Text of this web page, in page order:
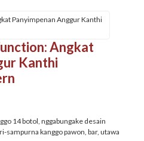
Angkat
Kanthi
14 botol, nggabungake desain
kanggo pawon, bar, utawa